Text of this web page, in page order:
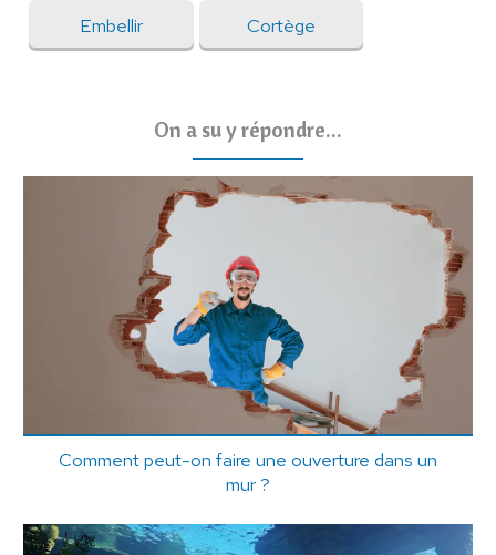
Embellir Cortège
On a su y répondre...
Comment peut-on faire une ouverture dans un
mur ?